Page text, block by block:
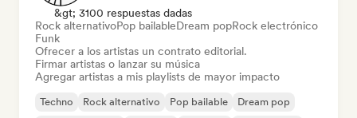
&gt; 3100 respuestas dadas
Rock alternativoPop bailableDream popRock electrónico
Funk
Ofrecer a los artistas un contrato editorial.
Firmar artistas o lanzar su música
Agregar artistas a mis playlists de mayor impacto
Techno Rock alternativo Pop bailable
Dream pop